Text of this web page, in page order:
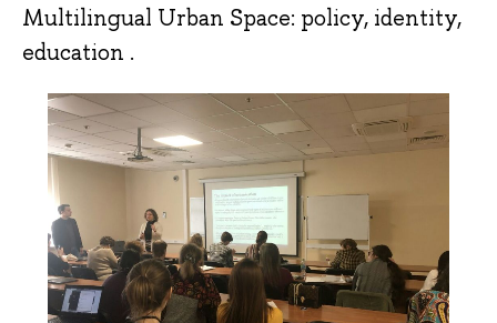
Multilingual Urban Space: policy, identity,
education .